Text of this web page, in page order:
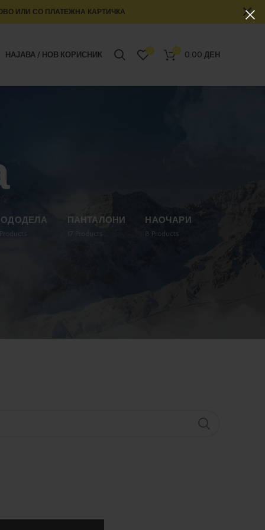
НАЈАВА / НОВ КОРИСНИК 0 0 0.00 ДЕН
Products
ПАНТАЛОНИ
Products
НАОЧАРИ
8 Products
ИЛИ СО ПЛАТЕЖНА КАРТИЧКА